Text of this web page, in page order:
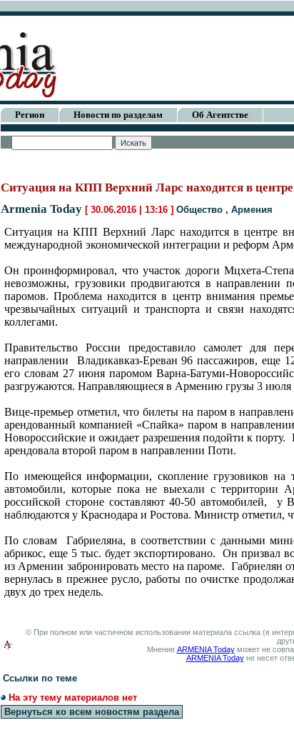
Регион Новости по разделам Об Агентстве
Ситуация на КПП Верхний Ларс находится в
Armenia Today [ 30.06.2016 | 13:16 ] Общество , Армения
Ситуация на КПП Верхний Ларс находится в центре
международной экономической интеграции и реформ
Он проинформировал, что участок дороги Мцхета-
невозможны, грузовики продвигаются в направлении
паромов. Проблема находится в центр внимания
чрезвычайных ситуаций и транспорта и связи
коллегами.
Правительство России предоставило самолет для
направлении
Владикавказ-Ереван 96 пассажиров, еще
его словам 27 июня паромом Варна-Батуми-
разгружаются. Направляющиеся в Армению грузы 3 июля
Вице-премьер отметил, что билеты на паром в
арендованный компанией «Спайка» паром в
Новороссийские и ожидает разрешения подойти к порту.
арендовала второй паром в направлении Поти.
По имеющейся информации, скопление грузовиков на
автомобили, которые пока не выехали с территории
российской стороне составляют 40-50 автомобилей,
у
наблюдаются у Краснодара и Ростова. Министр отметил,
По словам
Габриеляна, в соответствии с данными
абрикос, еще 5 тыс. будет экспортировано.
Он призвал
из Армении забронировать место на пароме. Габриелян
вернулась в прежнее русло, работы по очистке
двух до трех недель.
© При полном или частичном использовании материала ссылка (в
Мнение ARMENIA Todayможет не
ARMENIA Todayне несет
Ссылки по теме
На эту тему материалов нет
Вернуться ко всем новостям раздела